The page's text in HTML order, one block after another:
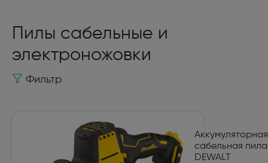
Пилы сабельные и
электроножовки
Фильтр
Аккумуляторная
сабельная пила
DEWALT